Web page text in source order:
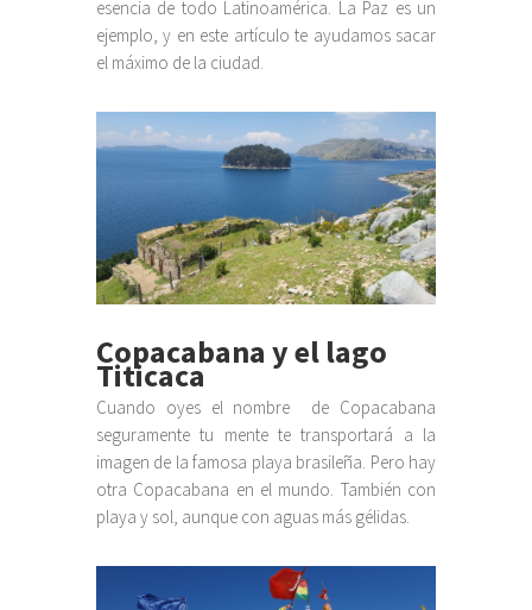
esencia de todo Latinoamérica. La Paz es un
ejemplo, y en este artículo te ayudamos sacar
el máximo de la ciudad.
Copacabana y el lago
Titicaca
Cuando oyes el nombre de Copacabana
seguramente tu mente te transportará a la
imagen de la famosa playa brasileña. Pero hay
otra Copacabana en el mundo. También con
playa y sol, aunque con aguas más gélidas.